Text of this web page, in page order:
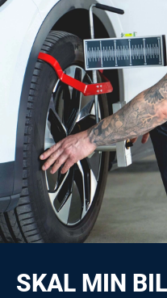
SKAL MIN